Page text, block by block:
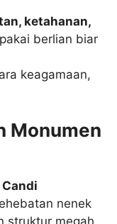
ketahanan,
berlian biar
keagamaan,
Monumen
nenek